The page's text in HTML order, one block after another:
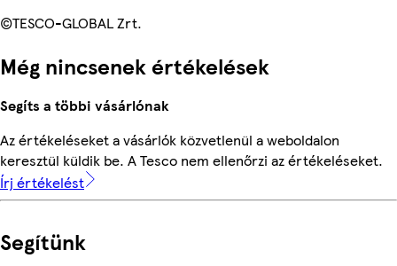
©TESCO-GLOBAL Zrt.
Még nincsenek értékelések
Segíts a többi vásárlónak
Az értékeléseket a vásárlók közvetlenül a weboldalon
keresztül küldik be. A Tesco nem ellenőrzi az értékeléseket.
Írj értékelést
Segítünk